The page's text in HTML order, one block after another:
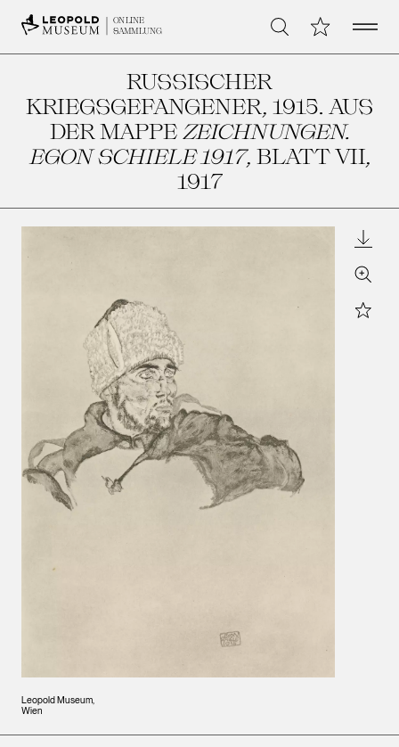
ONLINE
SAMMLUNG
Suche Meine Open
RUSSISCHER
KRIEGSGEFANGENER, 1915. AUS
DER MAPPE ZEICHNUNGEN.
EGON SCHIELE 1917, BLATT VII,
1917
Leopold Museum,
Wien
Zoom
Star